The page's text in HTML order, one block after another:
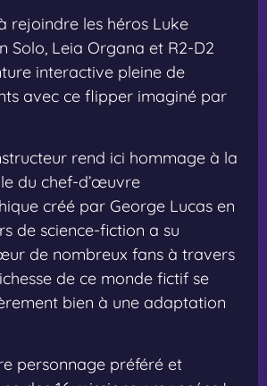
rejoindre les héros Luke
Solo, Leia Organa et R2-D2
interactive pleine de
avec ce flipper imaginé par
rend ici hommage à la
du chef-d’œuvre
créé par George Lucas en
de science-fiction a su
de nombreux fans à travers
de ce monde fictif se
bien à une adaptation
personnage préféré et